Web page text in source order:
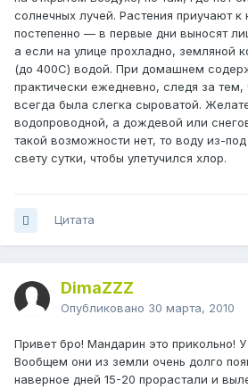
солнечных лучей. Растения приучают
постепенно — в первые дни выносят
а если на улице прохладно, земляной
(до 400С) водой. При домашнем
практически ежедневно, следя за
всегда была слегка сыроватой.
водопроводной, а дождевой или
такой возможности нет, то воду из-
свету сутки, чтобы улетучился хлор.
Цитата
DimaZZZ
Опубликовано 30 марта, 2010
Привет бро! Мандарин это прикольно!
Вообщем они из земли очень долго
наверное дней 15-20 прорастали и